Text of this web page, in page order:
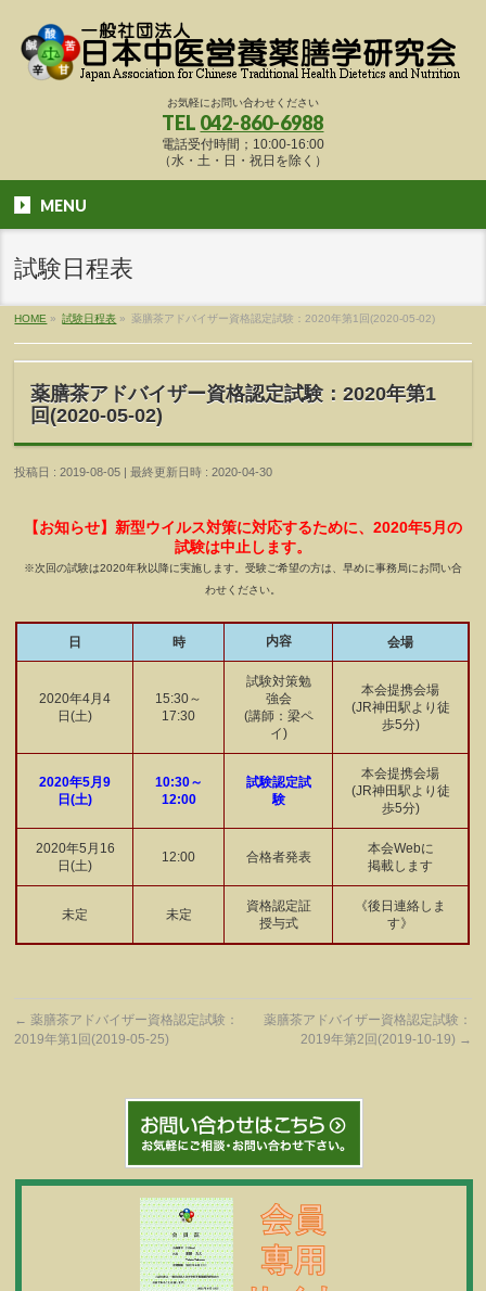
お気軽にお問い合わせください
TEL 042-860-6988
電話受付時間；10:00-16:00
（水・土・日・祝日を除く）
MENU
試験日程表
HOME » 試験日程表 » 薬膳茶アドバイザー資格認定試験：2020年第1回(2020-05-02)
薬膳茶アドバイザー資格認定試験：2020年第1
回(2020-05-02)
投稿日 : 2019-08-05 最終更新日時 : 2020-04-30
【お知らせ】新型ウイルス対策に対応するために、2020年5月の
試験は中止します。
※次回の試験は2020年秋以降に実施します。受験ご希望の方は、早めに事務局にお問い合
わせください。
日 時 内容 会場
2020年4月4
日(土)
15:30～
17:30
試験対策勉
強会
(講師：梁ペ
イ)
本会提携会場
(JR神田駅より徒
歩5分)
2020年5月9
日(土)
10:30～
12:00
試験認定試
験
本会提携会場
(JR神田駅より徒
歩5分)
2020年5月16
日(土)
12:00 合格者発表
本会Webに
掲載します
未定 未定
資格認定証
授与式
《後日連絡しま
す》
← 薬膳茶アドバイザー資格認定試験：
2019年第1回(2019-05-25)
薬膳茶アドバイザー資格認定試験：
2019年第2回(2019-10-19) →